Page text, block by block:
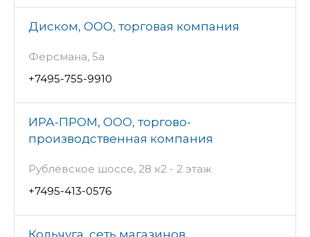
Диском, ООО, торговая компания
Ферсмана, 5а
+7495-755-9910
ИРА-ПРОМ, ООО, торгово-
производственная компания
Рублёвское шоссе, 28 к2 - 2 этаж
+7495-413-0576
Кольчуга, сеть магазинов